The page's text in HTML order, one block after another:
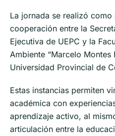
La jornada se realizó
cooperación entre la
Ejecutiva de UEPC y la
Ambiente “Marcelo Montes
Universidad Provincial de
Estas instancias permiten
académica con
aprendizaje activo, al
articulación entre la